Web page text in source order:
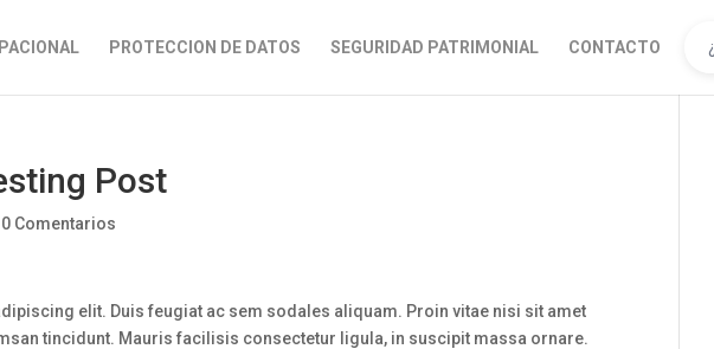
PROTECCION DE DATOS SEGURIDAD PATRIMONIAL CONTACTO
Post
0 Comentarios
elit. Duis feugiat ac sem sodales aliquam. Proin vitae nisi sit amet
tincidunt. Mauris facilisis consectetur ligula, in suscipit massa ornare.